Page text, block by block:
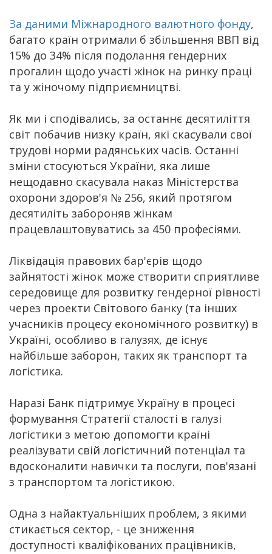
За даними Міжнародного валютного фонду,
багато країн отримали б збільшення ВВП від
15% до 34% після подолання гендерних
прогалин щодо участі жінок на ринку праці
та у жіночому підприємництві.
Як ми і сподівались, за останнє десятиліття
світ побачив низку країн, які скасували свої
трудові норми радянських часів. Останні
зміни стосуються України, яка лише
нещодавно скасувала наказ Міністерства
охорони здоров'я № 256, який протягом
десятиліть забороняв жінкам
працевлаштовуватись за 450 професіями.
Ліквідація правових бар'єрів щодо
зайнятості жінок може створити сприятливе
середовище для розвитку гендерної рівності
через проекти Світового банку (та інших
учасників процесу економічного розвитку) в
Україні, особливо в галузях, де існує
найбільше заборон, таких як транспорт та
логістика.
Наразі Банк підтримує Україну в процесі
формування Стратегії сталості в галузі
логістики з метою допомогти країні
реалізувати свій логістичний потенціал та
вдосконалити навички та послуги, пов'язані
з транспортом та логістикою.
Одна з найактуальніших проблем, з якими
стикається сектор, - це зниження
доступності кваліфікованих працівників,